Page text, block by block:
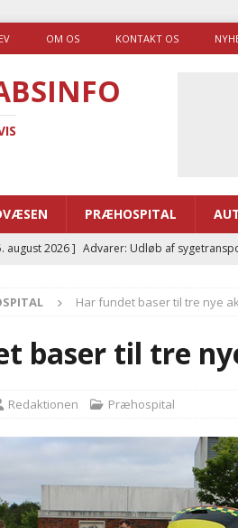
OM OS KONTAKT OS
PRÆHOSPITAL
august 2026 ] Advarer: Udløb af
august 2026 ] Ny ambulance og el-
august 2026 ]
Brandvæsenerne brugte lidt
august 2026 ]
Ny treårig politiuddannelse
Brandvæsenernes
BRANDVÆSEN
Har fundet baser til tre nye
baser til tre
Redaktionen Præhospital